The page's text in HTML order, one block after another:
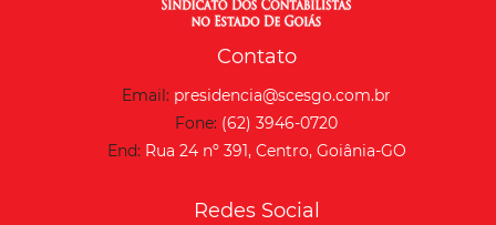
Contato
Email: presidencia@scesgo.com.br
Fone: (62) 3946-0720
End: Rua 24 nº 391, Centro, Goiânia-GO
Redes Social